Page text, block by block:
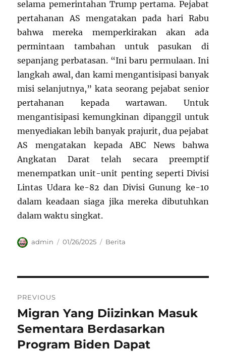
selama pemerintahan Trump pertama. Pejabat
pertahanan AS mengatakan pada hari Rabu
bahwa mereka memperkirakan akan ada
permintaan tambahan untuk pasukan di
sepanjang perbatasan. “Ini baru permulaan. Ini
langkah awal, dan kami mengantisipasi banyak
misi selanjutnya,” kata seorang pejabat senior
pertahanan kepada wartawan. Untuk
mengantisipasi kemungkinan dipanggil untuk
menyediakan lebih banyak prajurit, dua pejabat
AS mengatakan kepada ABC News bahwa
Angkatan Darat telah secara preemptif
menempatkan unit-unit penting seperti Divisi
Lintas Udara ke-82 dan Divisi Gunung ke-10
dalam keadaan siaga jika mereka dibutuhkan
dalam waktu singkat.
Author
admin
Posted
01/26/2025 Categories
Berita
pos
PREVIOUS
Previous
post:
Migran Yang Diizinkan Masuk
Sementara Berdasarkan
Program Biden Dapat